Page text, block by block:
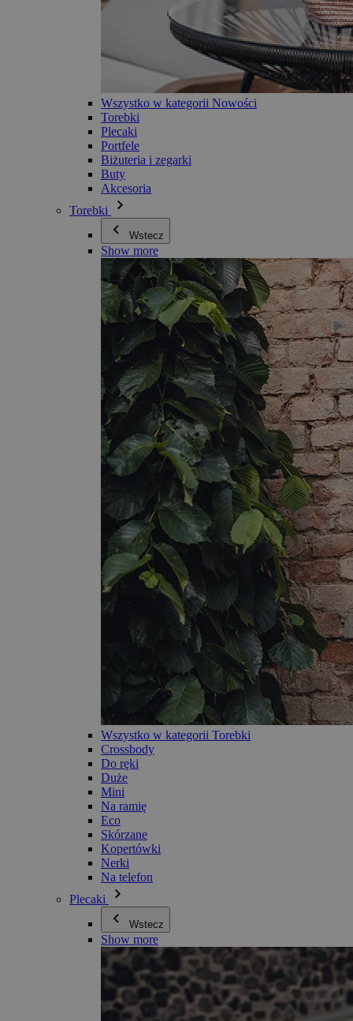
Wszystko w kategorii Nowości
Torebki
Plecaki
Portfele
Biżuteria i zegarki
Buty
Akcesoria
Torebki
Wstecz
Show more
Wszystko w kategorii Torebki
Crossbody
Do ręki
Duże
Mini
Na ramię
Eco
Skórzane
Kopertówki
Nerki
Na telefon
Plecaki
Wstecz
Show more